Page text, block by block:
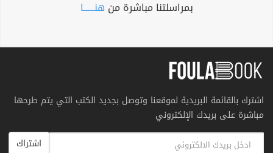
بمراسلتنا مباشرة من هنــــــا
اشترك بالقائمة البريدية لموقعنا وتوصل بجديد الكتب التي يتم طرحها
مباشرة على بريدك الإلكتروني
اشتراك